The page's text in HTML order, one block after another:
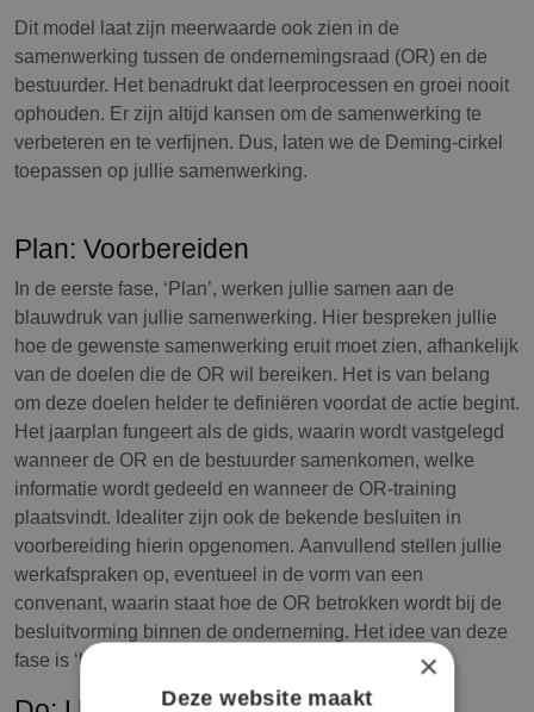
Dit model laat zijn meerwaarde ook zien in de
samenwerking tussen de ondernemingsraad (OR) en de
bestuurder. Het benadrukt dat leerprocessen en groei nooit
ophouden. Er zijn altijd kansen om de samenwerking te
verbeteren en te verfijnen. Dus, laten we de Deming-cirkel
toepassen op jullie samenwerking.
Plan: Voorbereiden
In de eerste fase, ‘Plan’, werken jullie samen aan de
blauwdruk van jullie samenwerking. Hier bespreken jullie
hoe de gewenste samenwerking eruit moet zien, afhankelijk
van de doelen die de OR wil bereiken. Het is van belang
om deze doelen helder te definiëren voordat de actie begint.
Het jaarplan fungeert als de gids, waarin wordt vastgelegd
wanneer de OR en de bestuurder samenkomen, welke
informatie wordt gedeeld en wanneer de OR-training
plaatsvindt. Idealiter zijn ook de bekende besluiten in
voorbereiding hierin opgenomen. Aanvullend stellen jullie
werkafspraken op, eventueel in de vorm van een
convenant, waarin staat hoe de OR betrokken wordt bij de
besluitvorming binnen de onderneming. Het idee van deze
fase is ‘liever voorkomen dan genezen’.
×
Deze website maakt